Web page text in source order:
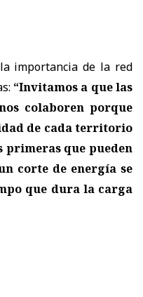
importancia de la red
“Invitamos a que las
colaboren porque
de cada territorio
primeras que pueden
corte de energía se
que dura la carga